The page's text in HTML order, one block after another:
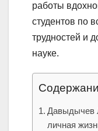
работы
студентов по
трудностей и
науке.
Давыдычев
личная